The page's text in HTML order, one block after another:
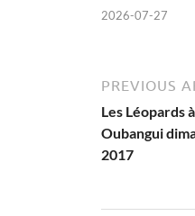
2026-07-27
PREVIOUS
Les Léopards
Oubangui
2017